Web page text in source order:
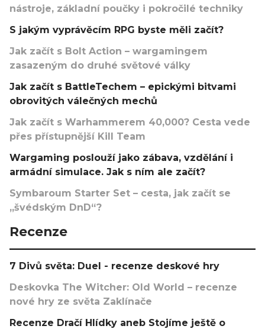
nástroje, základní poučky i pokročilé techniky
S jakým vyprávěcím RPG byste měli začít?
Jak začít s Bolt Action – wargamingem
zasazeným do druhé světové války
Jak začít s BattleTechem – epickými bitvami
obrovitých válečných mechů
Jak začít s Warhammerem 40,000? Cesta vede
přes přístupnější Kill Team
Wargaming poslouží jako zábava, vzdělání i
armádní simulace. Jak s ním ale začít?
Symbaroum Starter Set – cesta, jak začít se
„švédským DnD“?
Recenze
7 Divů světa: Duel - recenze deskové hry
Deskovka The Witcher: Old World – recenze
nové hry ze světa Zaklínače
Recenze Dračí Hlídky aneb Stojíme ještě o